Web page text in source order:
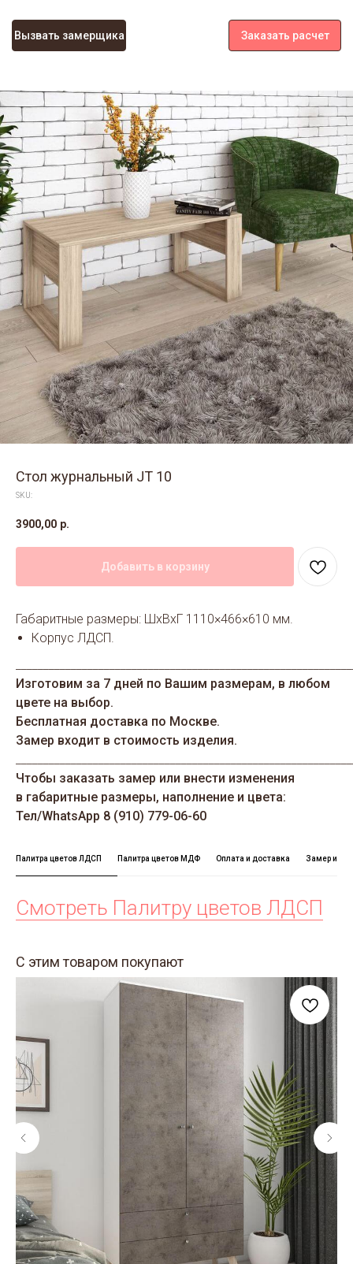
Заказать расчет
Вызвать замерщика
Стол журнальный JT 10
SKU:
3900,00 р.
Добавить в корзину
Габаритные размеры: ШхВхГ 1110×466×610 мм.
Корпус ЛДСП.
Изготовим за 7 дней по Вашим размерам, в любом
цвете на выбор.
Бесплатная доставка по Москве.
Замер входит в стоимость изделия.
Чтобы заказать замер или внести изменения
в габаритные размеры, наполнение и цвета:
Тел/WhatsАрp 8 (910) 779-06-60
Палитра цветов ЛДСП Палитра цветов МДФ Оплата и доставка Замер и
Смотреть Палитру цветов ЛДСП
С этим товаром покупают